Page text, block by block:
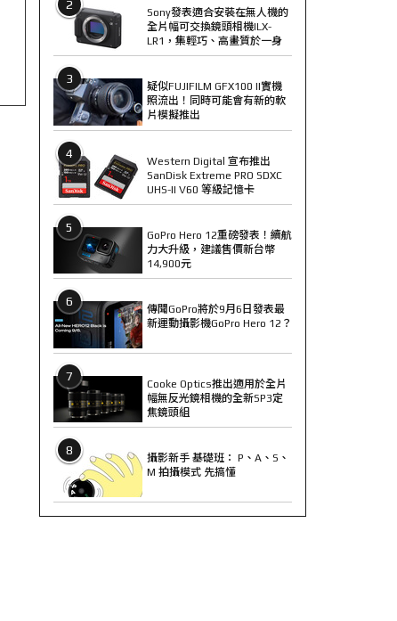
2
Sony發表適合安裝在無人機的
全片幅可交換鏡頭相機ILX-
LR1，集輕巧、高畫質於一身
3
疑似FUJIFILM GFX100 II實機
照流出！同時可能會有新的軟
片模擬推出
4
Western Digital 宣布推出
SanDisk Extreme PRO SDXC
UHS-II V60 等級記憶卡
5
GoPro Hero 12重磅發表！續航
力大升級，建議售價新台幣
14,900元
6
傳聞GoPro將於9月6日發表最
新運動攝影機GoPro Hero 12？
7
Cooke Optics推出適用於全片
幅無反光鏡相機的全新SP3定
焦鏡頭組
8
攝影新手 基礎班： P、A、S、
M 拍攝模式 先搞懂